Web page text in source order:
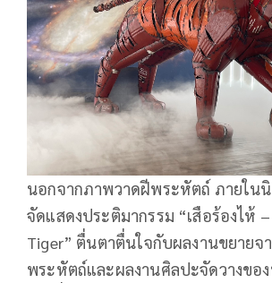
นอกจากภาพวาดฝีพระหัตถ์ ภายใน
จัดแสดงประติมากรรม “เสือร้องไห้ –
Tiger” ตื่นตาตื่นใจกับผลงานขยายจ
พระหัตถ์และผลงานศิลปะจัดวางขอ